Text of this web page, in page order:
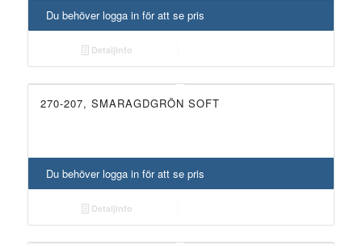
Du behöver logga in för att se pris
Detaljinfo
270-207, SMARAGDGRÖN SOFT
Du behöver logga in för att se pris
Detaljinfo